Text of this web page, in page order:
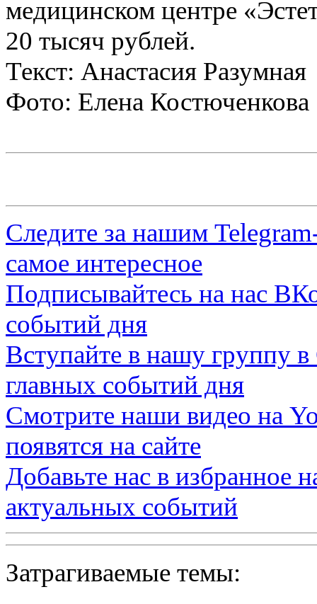
медицинском центре
20 тысяч рублей.
Текст: Анастасия Разумная
Фото: Елена Костюченкова
Следите за нашим
самое интересное
Подписывайтесь на нас
событий дня
Вступайте в нашу группу в
главных событий дня
Смотрите наши видео на
появятся на сайте
Добавьте нас в избранное
актуальных событий
Затрагиваемые темы: